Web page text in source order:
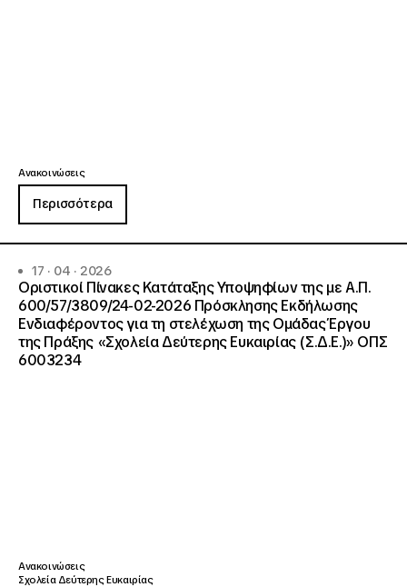
Ανακοινώσεις
Περισσότερα
17 · 04 · 2026
Οριστικοί Πίνακες Κατάταξης Υποψηφίων της με Α.Π.
600/57/3809/24-02-2026 Πρόσκλησης Εκδήλωσης
Ενδιαφέροντος για τη στελέχωση της Ομάδας Έργου
της Πράξης «Σχολεία Δεύτερης Ευκαιρίας (Σ.Δ.Ε.)» ΟΠΣ
6003234
Ανακοινώσεις
Σχολεία Δεύτερης Ευκαιρίας